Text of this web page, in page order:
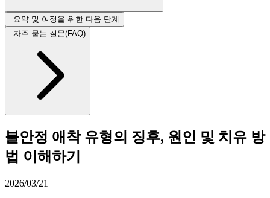
요약 및 여정을 위한 다음 단계
자주 묻는 질문(FAQ)
불안정 애착 유형의 징후, 원인 및 치유 방
법 이해하기
2026/03/21